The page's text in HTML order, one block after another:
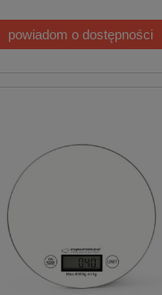
powiadom o dostępności